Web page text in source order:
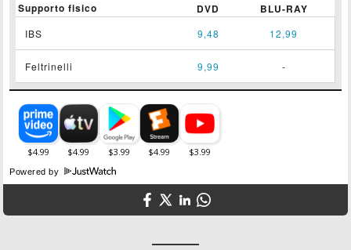
Supporto fisico DVD BLU-RAY
IBS 9,48 12,99
Feltrinelli 9,99 -
Powered by